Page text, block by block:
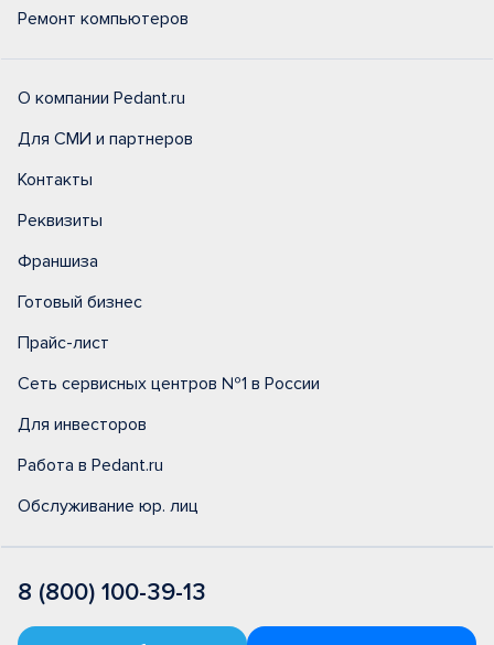
Ремонт компьютеров
О компании Pedant.ru
Для СМИ и партнеров
Контакты
Реквизиты
Франшиза
Готовый бизнес
Прайс-лист
Сеть сервисных центров №1 в России
Для инвесторов
Работа в Pedant.ru
Обслуживание юр. лиц
8 (800) 100-39-13